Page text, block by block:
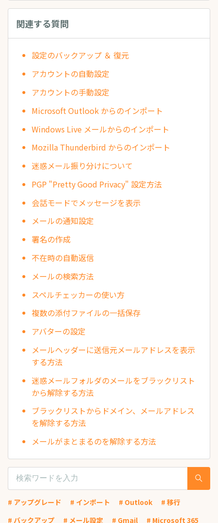
関連する質問
設定のバックアップ ＆ 復元
アカウントの自動設定
アカウントの手動設定
Microsoft Outlook からのインポート
Windows Live メールからのインポート
Mozilla Thunderbird からのインポート
迷惑メール振り分けについて
PGP "Pretty Good Privacy" 設定方法
会話モードでメッセージを表示
メールの通知設定
署名の作成
不在時の自動返信
メールの検索方法
スペルチェッカーの使い方
複数の添付ファイルの一括保存
アバターの設定
メールヘッダーに送信元メールアドレスを表示
する方法
迷惑メールフォルダのメールをブラックリスト
から解除する方法
ブラックリストからドメイン、メールアドレス
を解除する方法
メールがまとまるのを解除する方法
# アップグレード # インポート # Outlook
# 移行
# バックアップ
# メール設定 # Gmail # Microsoft 365